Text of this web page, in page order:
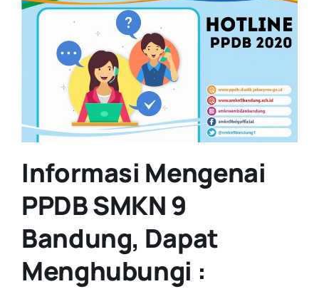
Informasi Mengenai
PPDB SMKN 9
Bandung, Dapat
Menghubungi :